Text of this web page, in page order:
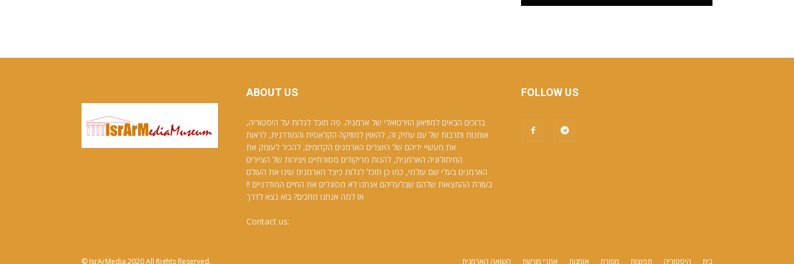
ABOUT US
ברוכים הבאים למוזיאון הוירטואלי של ארמניה. פה תוכל לגלות על היסטוריה,
אומנות ותרבות של עם עתיק זה, להאזין למוזיקה הקלאסית והמודרנית, לראות
את מעשיי ידיהם של היוצרים הארמנים הקדומים, להכיר לעומק את
המיתולוגיה הארמנית, להנות מריקודים מסורתיים ויצירות של הציירים
הארמנים בעלי שם עולמי, כמו כן תוכל לגלות כיצד הארמנים שינו את העולם
בעזרת ההמצאות שלהם שבלעדיהם אנחנו לא מסוגלים את החיים המודרניים !!
אז למה אנחנו מחכים? בוא נצא לדרך
Contact us:
FOLLOW US
השואה הארמנית אתרי מורשת אומנות מסורת תפוצות היסטוריה בית © IsrArMedia.2020 All Rights Reserved.